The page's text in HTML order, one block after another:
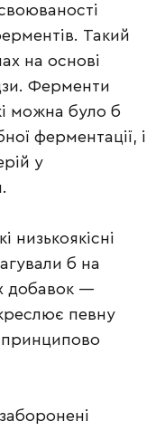
Такий
на основі
Ферменти
можна було б
ферментації, і
у
низькоякісні
б на
добавок —
певну
принципово